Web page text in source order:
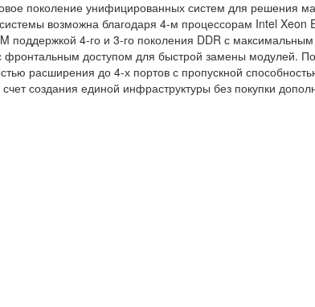
поколение унифицированных систем для решения
возможна благодаря 4-м процессорам Intel
поддержкой 4-го и 3-го поколения DDR с
фронтальным доступом для быстрой замены модулей.
расширения до 4-х портов с пропускной
создания единой инфраструктуры без покупки